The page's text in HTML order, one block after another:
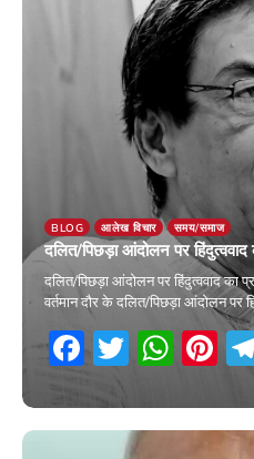
BLOG आलेख विचार समय/समाज
दलित/पिछड़ा आंदोलन पर
दलित/पिछड़ा आंदोलन पर हिंदुत्ववाद
वर्तमान दौर के दलित/पिछड़ा आंदोलन पर
Facebook
Twitter
5 February 2026